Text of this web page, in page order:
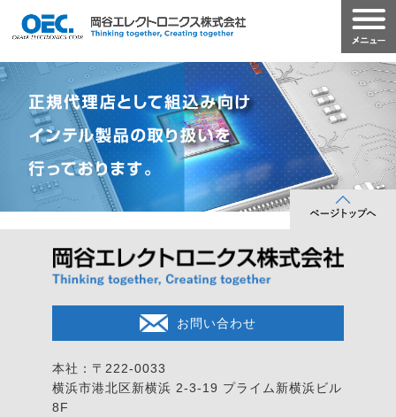
お問い合わせ
本社：〒222-0033
横浜市港北区新横浜 2-3-19 プライム新横浜ビル
8F